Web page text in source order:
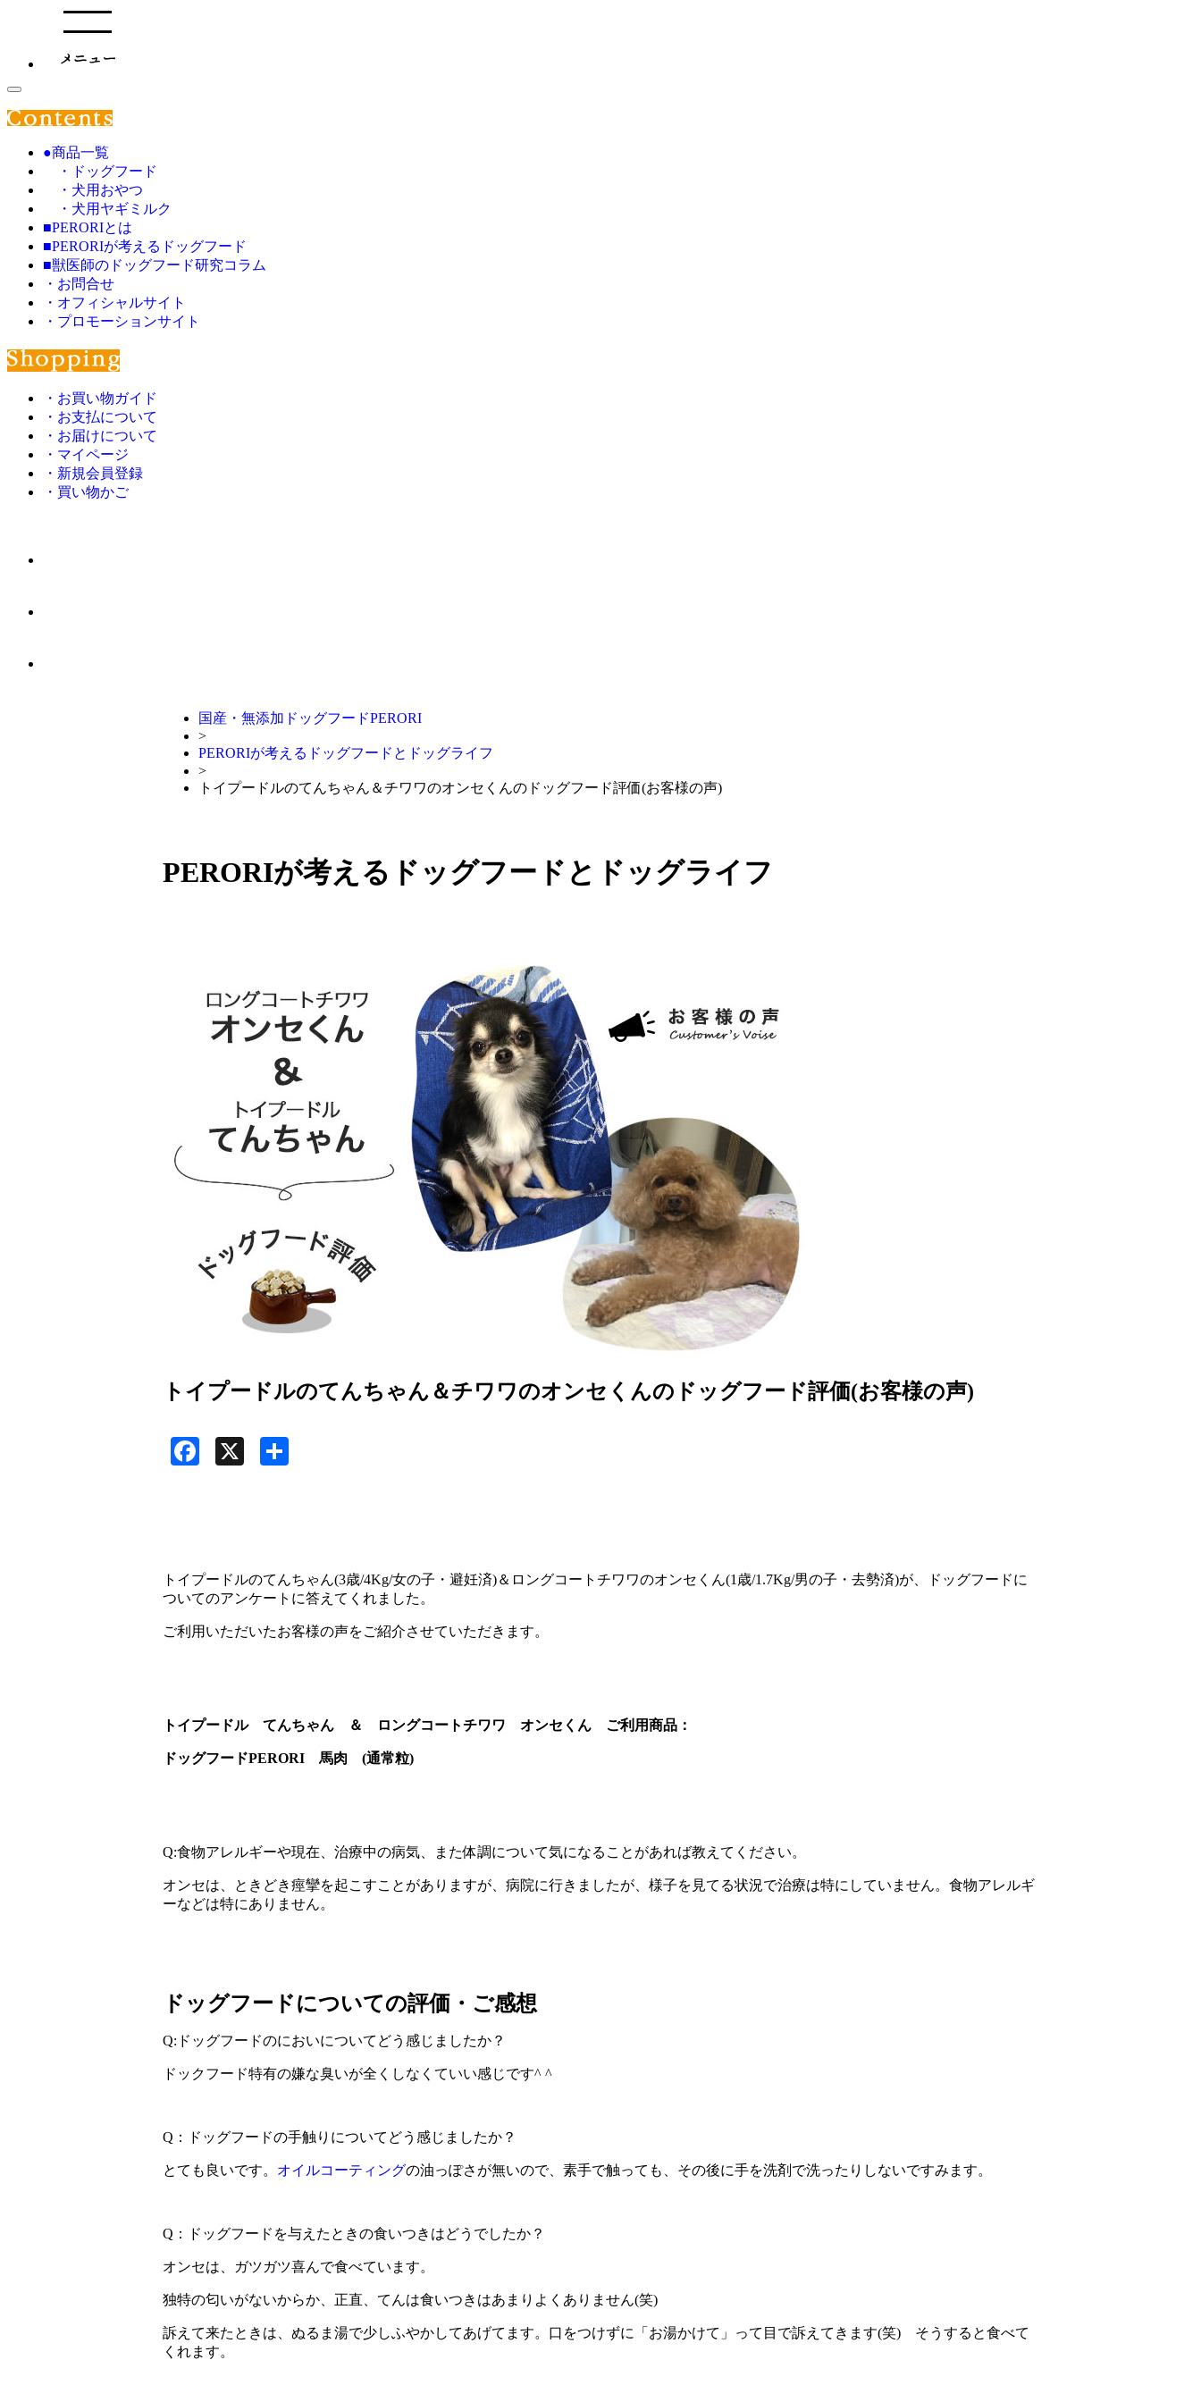
●商品一覧
・ドッグフード
・犬用おやつ
・犬用ヤギミルク
■PERORIとは
■PERORIが考えるドッグフード
■獣医師のドッグフード研究コラム
・お問合せ
・オフィシャルサイト
・プロモーションサイト
・お買い物ガイド
・お支払について
・お届けについて
・マイページ
・新規会員登録
・買い物かご
国産・無添加ドッグフードPERORI
>
PERORIが考えるドッグフードとドッグライフ
>
トイプードルのてんちゃん＆チワワのオンセくんのドッグフード評価(お客様の声)
PERORIが考えるドッグフードとドッグライフ
トイプードルのてんちゃん＆チワワのオンセくんのドッグフード評価(お客様の声)
Facebook
トイプードルのてんちゃん(3歳/4Kg/女の子・避妊済)＆ロングコートチワワのオンセくん(1歳/1.7Kg/男の子・去勢済)が、ドッグフードに
ついてのアンケートに答えてくれました。
ご利用いただいたお客様の声をご紹介させていただきます。
トイプードル てんちゃん ＆ ロングコートチワワ オンセくん ご利用商品：
ドッグフードPERORI 馬肉 (通常粒)
Q:食物アレルギーや現在、治療中の病気、また体調について気になることがあれば教えてください。
オンセは、ときどき痙攣を起こすことがありますが、病院に行きましたが、様子を見てる状況で治療は特にしていません。食物アレルギ
ーなどは特にありません。
ドッグフードについての評価・ご感想
Q:ドッグフードのにおいについてどう感じましたか？
ドックフード特有の嫌な臭いが全くしなくていい感じです^ ^
Q：ドッグフードの手触りについてどう感じましたか？
とても良いです。 オイルコーティングの油っぽさが無いので、素手で触っても、その後に手を洗剤で洗ったりしないですみます。
Q：ドッグフードを与えたときの食いつきはどうでしたか？
オンセは、ガツガツ喜んで食べています。
独特の匂いがないからか、正直、てんは食いつきはあまりよくありません(笑)
訴えて来たときは、ぬるま湯で少しふやかしてあげてます。口をつけずに「お湯かけて」って目で訴えてきます(笑) そうすると食べて
くれます。